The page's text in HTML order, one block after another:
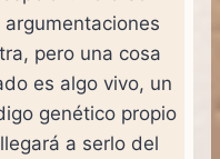
pero una cosa
es algo vivo, un
genético propio
a serlo del